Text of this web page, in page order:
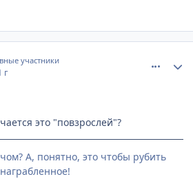
участники
г
это "повзрослей"?
А, понятно, это чтобы рубить